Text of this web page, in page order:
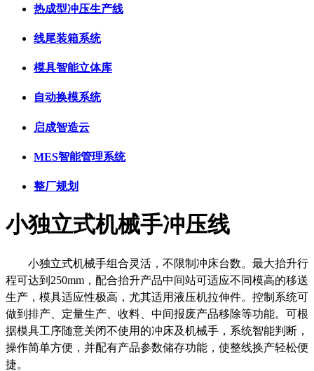
热成型冲压生产线
线尾装箱系统
模具智能立体库
自动换模系统
启成智造云
MES智能管理系统
整厂规划
小独立式机械手冲压线
小独立式机械手组合灵活，不限制冲床台数。最大抬升行
程可达到 250mm ，配合抬升产品中间站可适应不同模高的移送
生产，模具适应性极高，尤其适用液压机拉伸件。控制系统可
做到排产、定量生产、收料、中间报废产品移除等功能。可根
据模具工序随意关闭不使用的冲床及机械手，系统智能判断，
操作简单方便，并配有产品参数储存功能，使整线换产轻松便
捷。